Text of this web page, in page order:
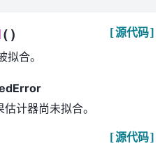
( ) [源代码]
合。
估计器尚未拟合。
[源代码]